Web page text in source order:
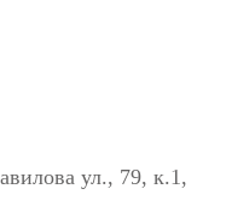
ул., 79, к.1,